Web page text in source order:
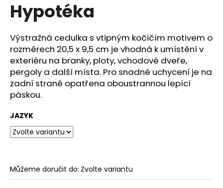
produktu
je
z
5
hvězdiček.
Hypotéka
Výstražná cedulka s vtipným kočičím motivem o
rozměrech 20,5 x 9,5 cm je vhodná k umístění v
exteriéru na branky, ploty, vchodové dveře,
pergoly a další místa. Pro snadné uchycení je na
zadní straně opatřena oboustrannou lepící
páskou.
JAZYK
Můžeme doručit do: Zvolte variantu
D
o
p
o
r
u
č
u
e
m